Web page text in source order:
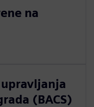
na
(BACS)